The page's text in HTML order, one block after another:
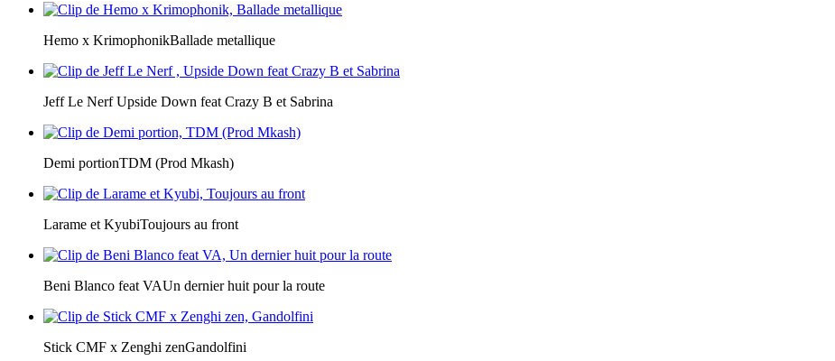
Hemo x KrimophonikBallade metallique
Jeff Le NerfUpside Down feat Crazy B et Sabrina
Demi portionTDM (Prod Mkash)
Larame et KyubiToujours au front
Beni Blanco feat VAUn dernier huit pour la route
Stick CMF x Zenghi zenGandolfini